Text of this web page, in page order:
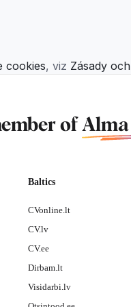
cookies, viz Zásady
of Alma
Baltics
CVonline.lt
CV.lv
CV.ee
Dirbam.lt
Visidarbi.lv